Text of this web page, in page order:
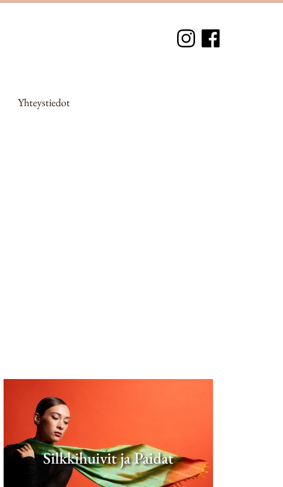
Yhteystiedot
Silkkihuivit ja Paidat